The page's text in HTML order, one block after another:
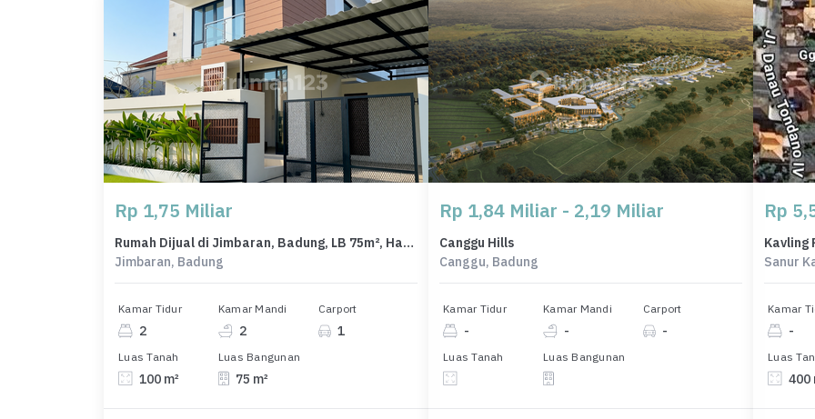
Rp 1,75 Miliar
Rumah Dijual di Jimbaran, Badung, LB 75m², Harga Terbaik!
Jimbaran, Badung
Kamar Tidur
2
Kamar Mandi
2
Carport
1
Luas Tanah
100 m²
Luas Bangunan
75 m²
Rp 1,84 Miliar - 2,19 Miliar
Canggu Hills
Canggu, Badung
Kamar Tidur
-
Kamar Mandi
-
Carport
-
Luas Tanah Luas Bangunan
Rp
Sanur
Kamar
-
Luas
400